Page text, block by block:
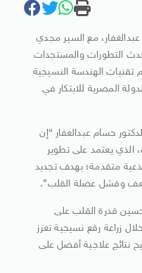
مع السير مجدي
التطورات والمستجدات
تقنيات الهندسة النسيجية
المصرية للابتكار في
حسام عبدالغفار “إن
الذي يعتمد على تطوير
متقدمة؛ بهدف تجديد
وفشل عضلة القلب”.
قدرة القلب على
زراعة رقع نسيجية تعزز
نتائج علاجية أفضل على